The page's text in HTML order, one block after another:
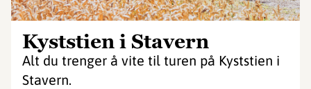
Kyststien i Stavern
Alt du trenger å vite til turen på Kyststien i
Stavern.